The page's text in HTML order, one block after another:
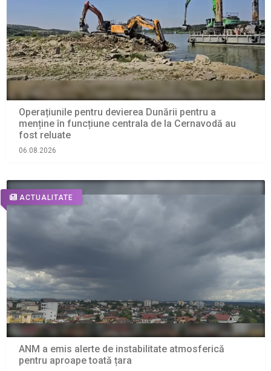
Operațiunile pentru devierea Dunării pentru a
menține în funcțiune centrala de la Cernavodă au
fost reluate
06.08.2026
ACTUALITATE
ANM a emis alerte de instabilitate atmosferică
pentru aproape toată țara